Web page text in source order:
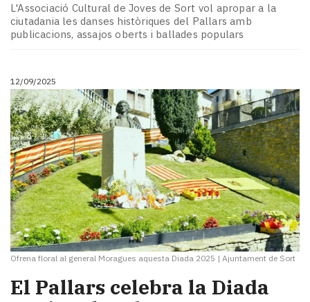
L'Associació Cultural de Joves de Sort vol apropar a la
ciutadania les danses històriques del Pallars amb
publicacions, assajos oberts i ballades populars
12/09/2025
Ofrena floral al general Moragues aquesta Diada 2025 | Ajuntament de Sort
El Pallars celebra la Diada